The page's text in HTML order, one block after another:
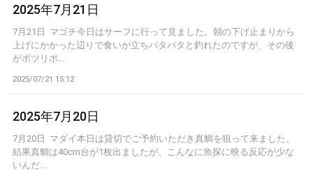
2025年7月21日
7月21日 マゴチ今日はサーフに行って見ました。朝の下げ止まりから
上げにかかった辺りで食いが立ちパタパタと釣れたのですが、その後
がポツリポ...
2025/07/21 15:12
2025年7月20日
7月20日 マダイ本日は貸切でご予約いただき真鯛を狙って来ました。
結果真鯛は40cm台が1枚出ましたが、こんなに魚探に映る反応が少な
いんだ...